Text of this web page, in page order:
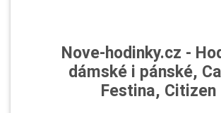
Nove-hodinky.cz -
dámské i pánské,
Festina, Citizen